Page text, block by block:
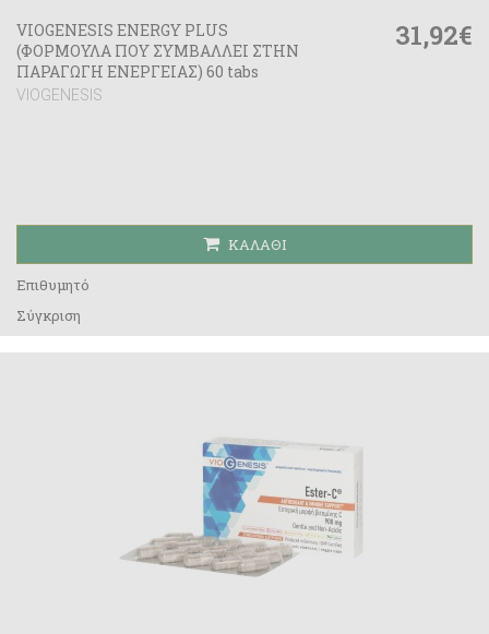
VIOGENESIS ENERGY PLUS
(ΦΟΡΜΟΥΛΑ ΠΟΥ ΣΥΜΒΑΛΛΕΙ ΣΤΗΝ
ΠΑΡΑΓΩΓΗ ΕΝΕΡΓΕΙΑΣ) 60 tabs
VIOGENESIS
31,92€
ΚΑΛΆΘΙ
Επιθυμητό
Σύγκριση